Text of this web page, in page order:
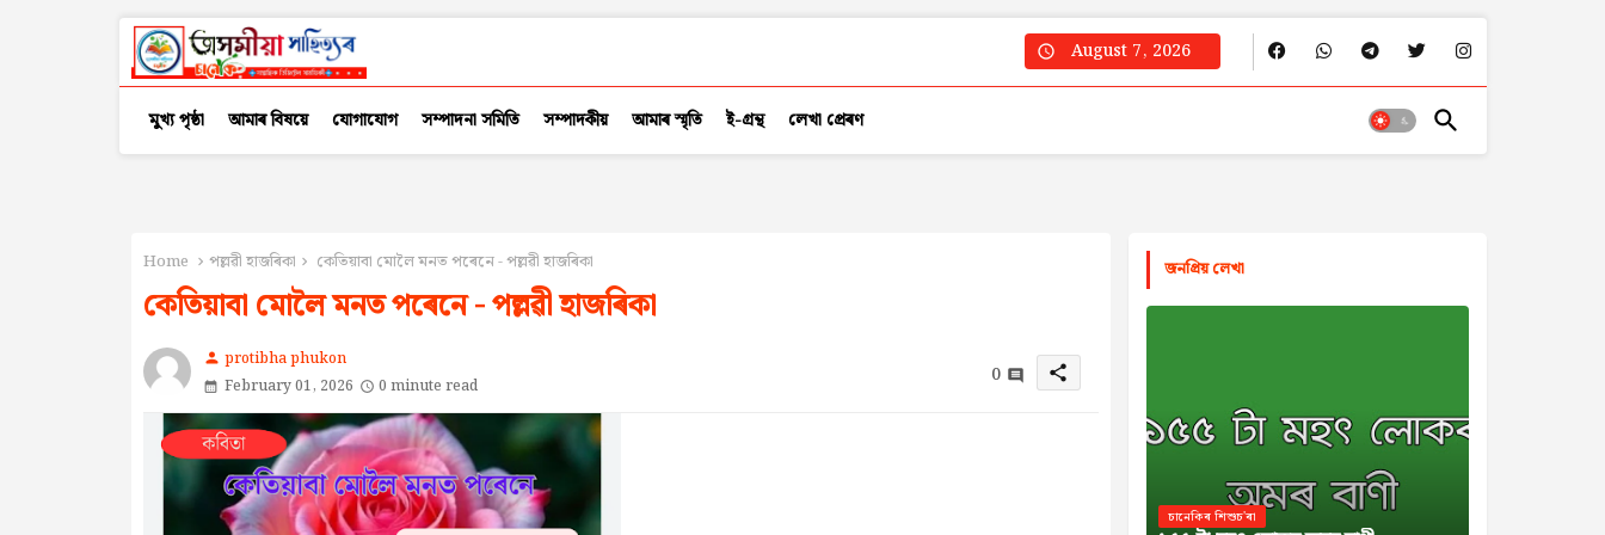
August 7, 2026
মুখ্য পৃষ্ঠা আমাৰ বিষয়ে যোগাযোগ সম্পাদনা সমিতি সম্পাদকীয় আমাৰ স্মৃতি ই-গ্ৰন্থ লেখা প্ৰেৰণ
Home পল্লৱী হাজৰিকা কেতিয়াবা মোলৈ মনত পৰেনে - পল্লৱী হাজৰিকা
কেতিয়াবা মোলৈ মনত পৰেনে - পল্লৱী হাজৰিকা
person protibha phukon
February 01, 2026
0 minute read 0 share
জনপ্রিয় লেখা
চানেকিৰ শিশুচ'ৰা